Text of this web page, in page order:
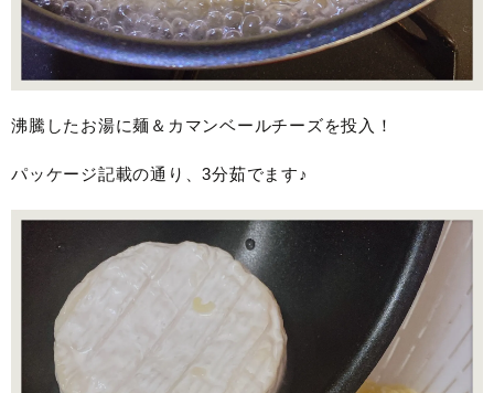
沸騰したお湯に麺＆カマンベールチーズを投入！
パッケージ記載の通り、3分茹でます♪